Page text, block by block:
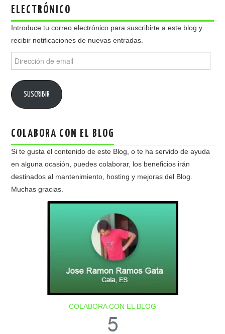
ELECTRÓNICO
Introduce tu correo electrónico para suscribirte a este blog y
recibir notificaciones de nuevas entradas.
de
SUSCRIBIR
COLABORA CON EL BLOG
Si te gusta el contenido de este Blog, o te ha servido de ayuda
en alguna ocasión, puedes colaborar, los beneficios irán
destinados al mantenimiento, hosting y mejoras del Blog.
Muchas gracias.
COLABORA CON EL BLOG